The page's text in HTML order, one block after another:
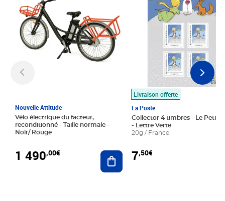
Nouvelle Attitude
Vélo électrique du facteur,
reconditionné - Taille normale -
Noir/ Rouge
1 490,00€ Ajouter au panier
Livraison offerte
La Poste
Collector 4 timbres - Le Petit
- Lettre Verte
20g / France
7,50€